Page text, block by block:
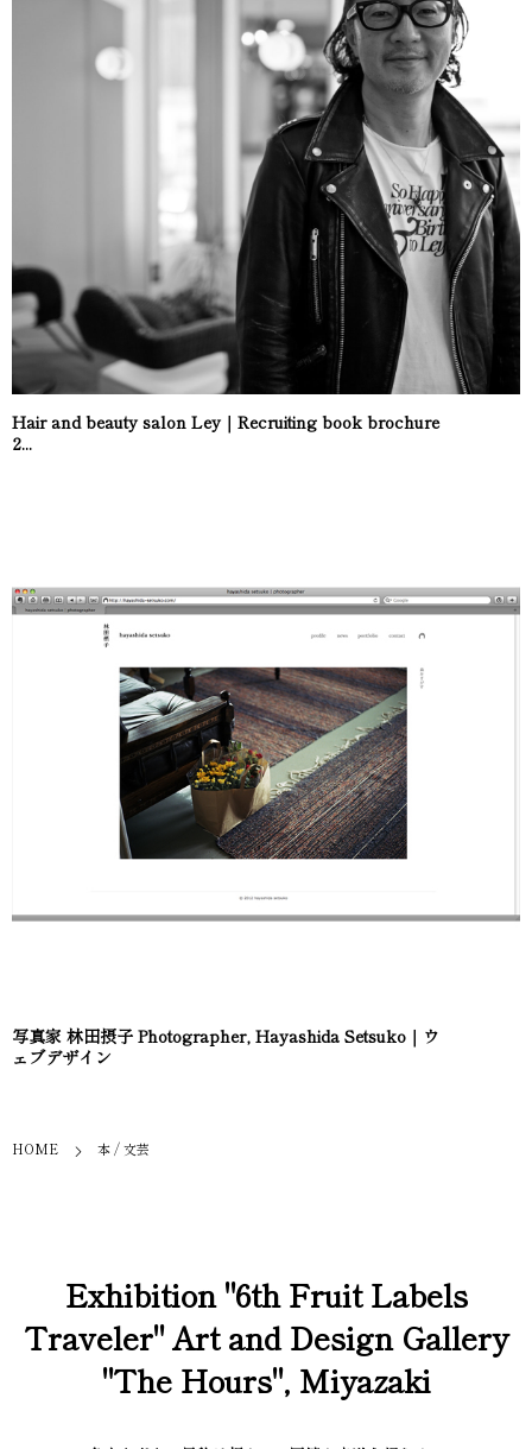
Hair and beauty salon Ley｜Recruiting book brochure
2...
写真家 林田摂子 Photographer, Hayashida Setsuko｜ウ
ェブデザイン
HOME 本 / 文芸
Exhibition "6th Fruit Labels
Traveler" Art and Design Gallery
"The Hours", Miyazaki